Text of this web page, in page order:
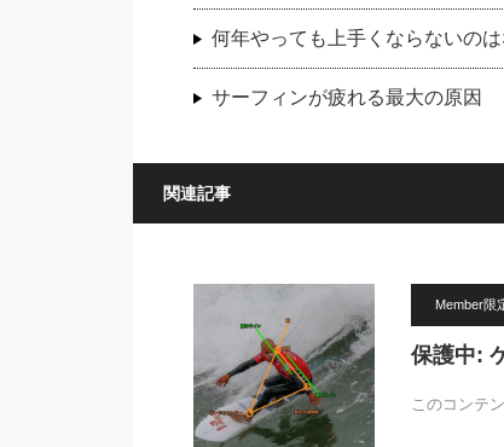
何年やっても上手くならないの
サーフィンが疲れる最大の原因
関連記事
Member限
保護中:
このコンテ